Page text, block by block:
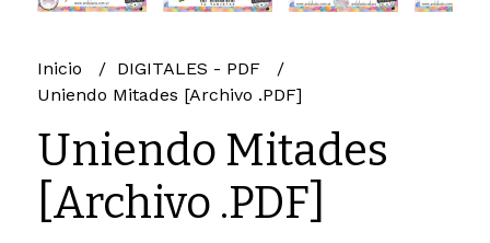
Inicio
DIGITALES - PDF
Uniendo Mitades [Archivo .PDF]
Uniendo Mitades
[Archivo .PDF]